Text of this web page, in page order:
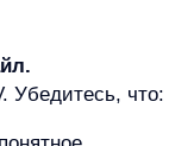
—